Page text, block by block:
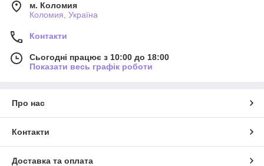
м. Коломия
Коломия, Україна
Контакти
Сьогодні працює з 10:00 до 18:00
Показати весь графік роботи
Про нас
Контакти
Доставка та оплата